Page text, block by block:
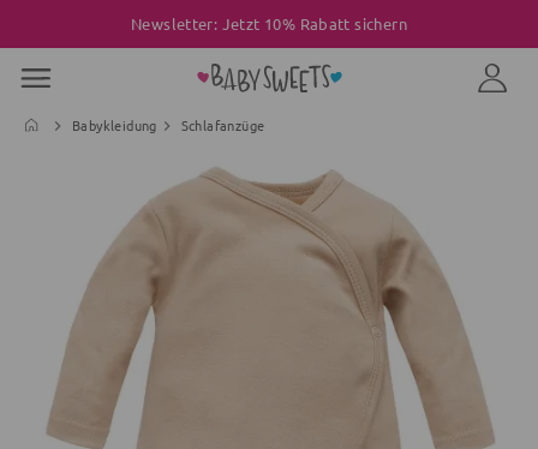
Newsletter: Jetzt 10% Rabatt sichern
Babykleidung Schlafanzüge